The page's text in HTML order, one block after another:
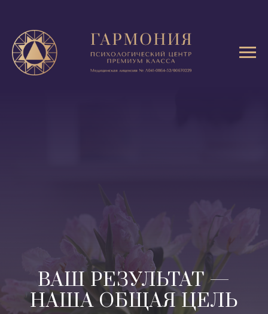
ВАШ РЕЗУЛЬТАТ —
НАША ОБЩАЯ ЦЕЛЬ